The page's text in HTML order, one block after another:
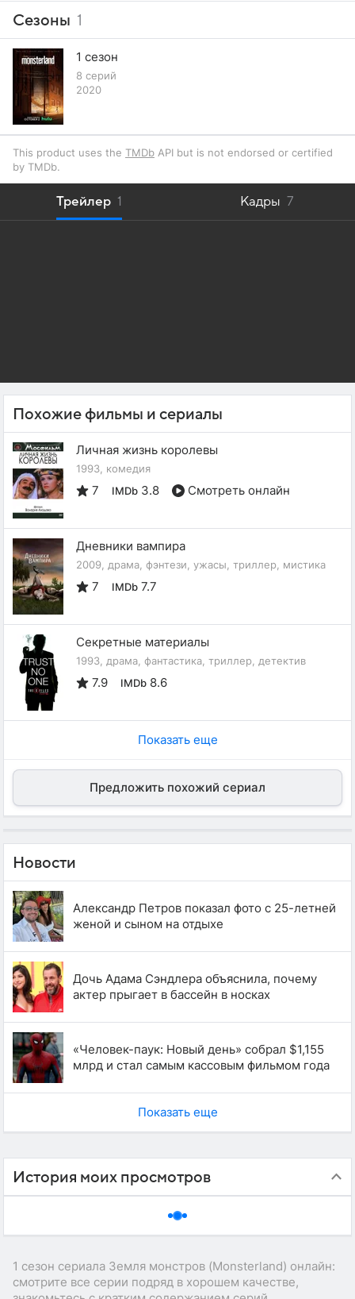
Сезоны 1
1 сезон
8 серий
2020
This product uses the TMDb API but is not endorsed or certified
by TMDb.
Трейлер 1 Кадры 7
Похожие фильмы и сериалы
Личная жизнь королевы
1993, комедия
7 IMDb 3.8 Смотреть онлайн
Дневники вампира
2009, драма, фэнтези, ужасы, триллер, мистика
7 IMDb 7.7
Секретные материалы
1993, драма, фантастика, триллер, детектив
7.9 IMDb 8.6
Показать еще
Предложить похожий сериал
Новости
Александр Петров показал фото с 25-летней
женой и сыном на отдыхе
Дочь Адама Сэндлера объяснила, почему
актер прыгает в бассейн в носках
«Человек-паук: Новый день» собрал $1,155
млрд и стал самым кассовым фильмом года
Показать еще
История моих просмотров
1 сезон сериала Земля монстров (Monsterland) онлайн:
смотрите все серии подряд в хорошем качестве,